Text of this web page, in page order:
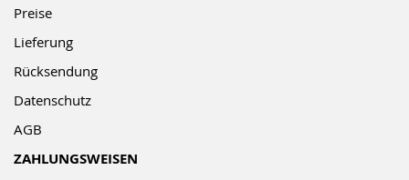
Preise
Lieferung
Rücksendung
Datenschutz
AGB
ZAHLUNGSWEISEN